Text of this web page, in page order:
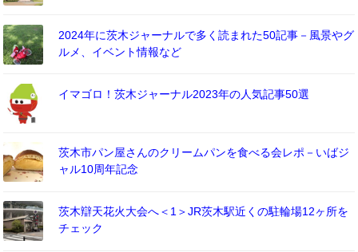
2024年に茨木ジャーナルで多く読まれた50記事－風景やグ
ルメ、イベント情報など
イマゴロ！茨木ジャーナル2023年の人気記事50選
茨木市パン屋さんのクリームパンを食べる会レポ－いばジ
ャル10周年記念
茨木辯天花火大会へ＜1＞JR茨木駅近くの駐輪場12ヶ所を
チェック